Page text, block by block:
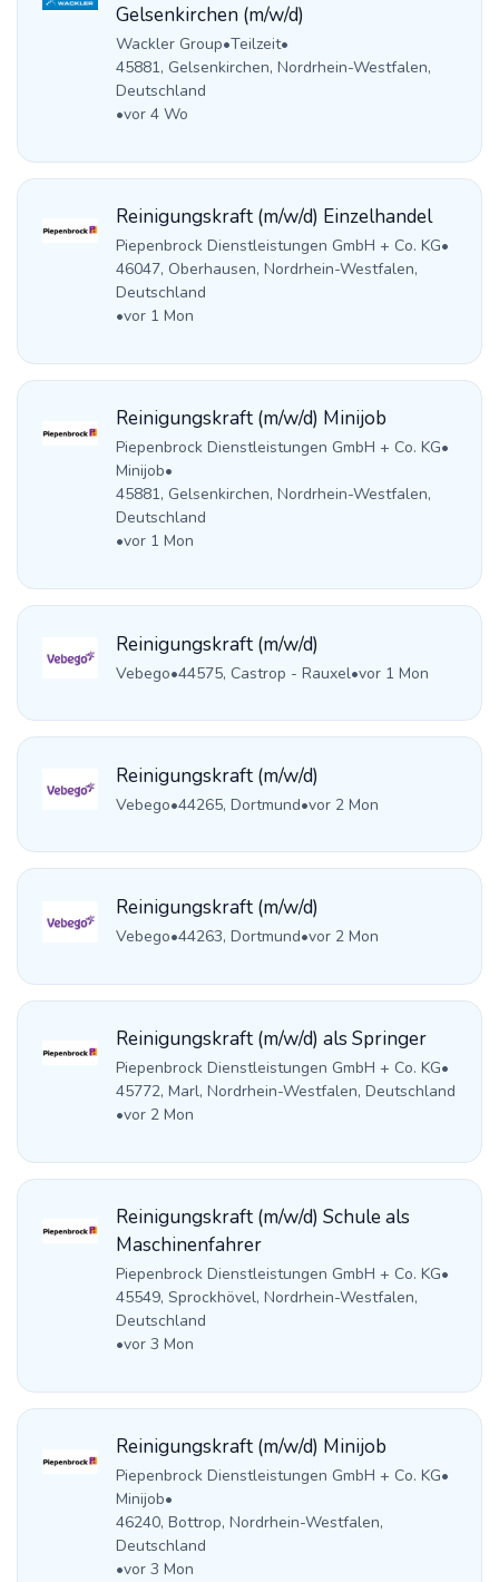
Gelsenkirchen (m/w/d)
Wackler Group•Teilzeit•
45881, Gelsenkirchen, Nordrhein-Westfalen,
Deutschland
•vor 4 Wo
Reinigungskraft (m/w/d) Einzelhandel
Piepenbrock Dienstleistungen GmbH + Co. KG•
46047, Oberhausen, Nordrhein-Westfalen,
Deutschland
•vor 1 Mon
Reinigungskraft (m/w/d) Minijob
Piepenbrock Dienstleistungen GmbH + Co. KG•
Minijob•
45881, Gelsenkirchen, Nordrhein-Westfalen,
Deutschland
•vor 1 Mon
Reinigungskraft (m/w/d)
Vebego•44575, Castrop - Rauxel•vor 1 Mon
Reinigungskraft (m/w/d)
Vebego•44265, Dortmund•vor 2 Mon
Reinigungskraft (m/w/d)
Vebego•44263, Dortmund•vor 2 Mon
Reinigungskraft (m/w/d) als Springer
Piepenbrock Dienstleistungen GmbH + Co. KG•
45772, Marl, Nordrhein-Westfalen, Deutschland
•vor 2 Mon
Reinigungskraft (m/w/d) Schule als
Maschinenfahrer
Piepenbrock Dienstleistungen GmbH + Co. KG•
45549, Sprockhövel, Nordrhein-Westfalen,
Deutschland
•vor 3 Mon
Reinigungskraft (m/w/d) Minijob
Piepenbrock Dienstleistungen GmbH + Co. KG•
Minijob•
46240, Bottrop, Nordrhein-Westfalen,
Deutschland
•vor 3 Mon